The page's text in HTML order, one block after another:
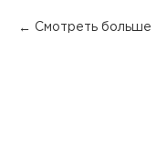
Смотреть больше